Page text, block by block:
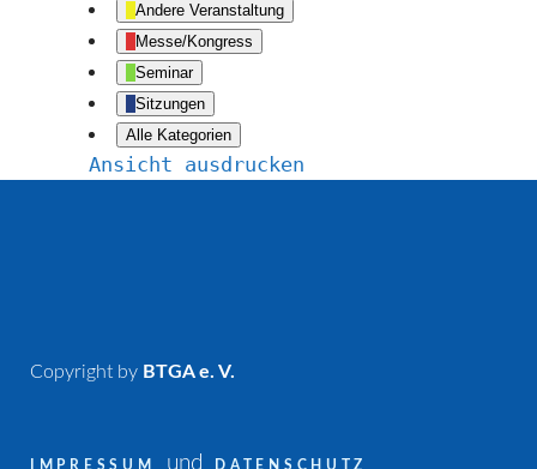
Andere Veranstaltung
Messe/Kongress
Seminar
Sitzungen
Alle Kategorien
Ansicht ausdrucken
Copyright by BTGA e. V.
IMPRESSUM und DATENSCHUTZ